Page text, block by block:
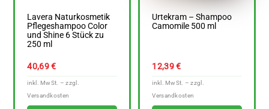
Lavera Naturkosmetik
Pflegeshampoo Color
und Shine 6 Stück zu
250 ml
40,69€
Urtekram – Shampoo
Camomile 500 ml
12,39€